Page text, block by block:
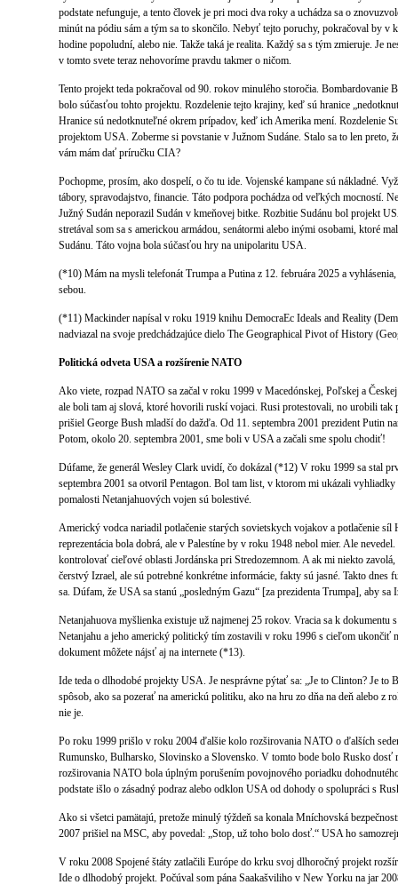
podstate nefunguje, a tento človek je pri moci dva roky a uchádza sa o
minút na pódiu sám a tým sa to skončilo. Nebyť tejto poruchy, pokračoval by v
hodine popoludní, alebo nie. Takže taká je realita. Každý sa s tým zmieruje. Je
v tomto svete teraz nehovoríme pravdu takmer o ničom.
Tento projekt teda pokračoval od 90. rokov minulého storočia. Bombardovanie
bolo súčasťou tohto projektu. Rozdelenie tejto krajiny, keď sú hranice
Hranice sú nedotknuteľné okrem prípadov, keď ich Amerika mení. Rozdelenie
projektom USA. Zoberme si povstanie v Južnom Sudáne. Stalo sa to len preto,
vám mám dať príručku CIA?
Pochopme, prosím, ako dospelí, o čo tu ide. Vojenské kampane sú nákladné.
tábory, spravodajstvo, financie. Táto podpora pochádza od veľkých mocností.
Južný Sudán neporazil Sudán v kmeňovej bitke. Rozbitie Sudánu bol projekt
stretával som sa s americkou armádou, senátormi alebo inými osobami, ktoré
Sudánu. Táto vojna bola súčasťou hry na unipolaritu USA.
(*10) Mám na mysli telefonát Trumpa a Putina z 12. februára 2025 a
sebou.
(*11) Mackinder napísal v roku 1919 knihu DemocraEc Ideals and Reality
nadviazal na svoje predchádzajúce dielo The Geographical Pivot of History
Politická odveta USA a rozšírenie NATO
Ako viete, rozpad NATO sa začal v roku 1999 v Macedónskej, Poľskej a
ale boli tam aj slová, ktoré hovorili ruskí vojaci. Rusi protestovali, no urobili tak
prišiel George Bush mladší do dažďa. Od 11. septembra 2001 prezident Putin
Potom, okolo 20. septembra 2001, sme boli v USA a začali sme spolu chodiť!
Dúfame, že generál Wesley Clark uvidí, čo dokázal (*12) V roku 1999 sa stal
septembra 2001 sa otvoril Pentagon. Bol tam list, v ktorom mi ukázali
pomalosti Netanjahuových vojen sú bolestivé.
Americký vodca nariadil potlačenie starých sovietskych vojakov a potlačenie síl
reprezentácia bola dobrá, ale v Palestíne by v roku 1948 nebol mier. Ale
kontrolovať cieľové oblasti Jordánska pri Stredozemnom. A ak mi niekto
čerstvý Izrael, ale sú potrebné konkrétne informácie, fakty sú jasné. Takto
sa. Dúfam, že USA sa stanú „posledným Gazu“ [za prezidenta Trumpa], aby sa
Netanjahuova myšlienka existuje už najmenej 25 rokov. Vracia sa k dokumentu
Netanjahu a jeho americký politický tím zostavili v roku 1996 s cieľom ukončiť
dokument môžete nájsť aj na internete (*13).
Ide teda o dlhodobé projekty USA. Je nesprávne pýtať sa: „Je to Clinton? Je to
spôsob, ako sa pozerať na americkú politiku, ako na hru zo dňa na deň alebo z
nie je.
Po roku 1999 prišlo v roku 2004 ďalšie kolo rozširovania NATO o ďalších
Rumunsko, Bulharsko, Slovinsko a Slovensko. V tomto bode bolo Rusko dosť
rozširovania NATO bola úplným porušením povojnového poriadku
podstate išlo o zásadný podraz alebo odklon USA od dohody o spolupráci s
Ako si všetci pamätajú, pretože minulý týždeň sa konala Mníchovská
2007 prišiel na MSC, aby povedal: „Stop, už toho bolo dosť.“ USA ho
V roku 2008 Spojené štáty zatlačili Európe do krku svoj dlhoročný projekt
Ide o dlhodobý projekt. Počúval som pána Saakašviliho v New Yorku na jar